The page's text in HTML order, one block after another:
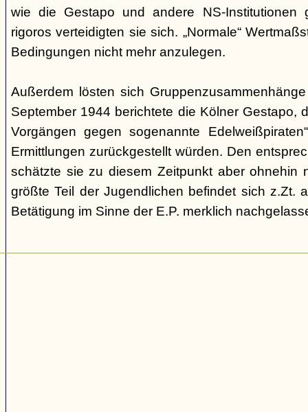
wie die Gestapo und andere NS-Institutionen
rigoros verteidigten sie sich. „Normale“
Bedingungen nicht mehr anzulegen.
Außerdem lösten sich
September 1944 berichtete die Kölner Gestapo,
Vorgängen gegen sogenannte
Ermittlungen zurückgestellt würden. Den
schätzte sie zu diesem Zeitpunkt aber ohnehin
größte Teil der Jugendlichen befindet sich z.Zt.
Betätigung im Sinne der E.P. merklich